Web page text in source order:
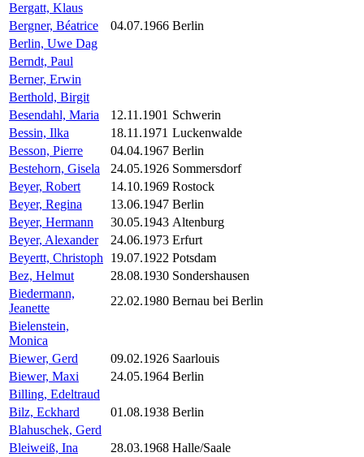
Bergatt, Klaus
Bergner, Béatrice
04.07.1966 Berlin
Berlin, Uwe Dag
Berndt, Paul
Berner, Erwin
Berthold, Birgit
Besendahl, Maria
12.11.1901 Schwerin
Bessin, Ilka
18.11.1971 Luckenwalde
Besson, Pierre
04.04.1967 Berlin
Bestehorn, Gisela
24.05.1926 Sommersdorf
Beyer, Robert
14.10.1969 Rostock
Beyer, Regina
13.06.1947 Berlin
Beyer, Hermann
30.05.1943 Altenburg
Beyer, Alexander
24.06.1973 Erfurt
Beyertt, Christoph
19.07.1922 Potsdam
Bez, Helmut
28.08.1930 Sondershausen
Biedermann,
Jeanette
22.02.1980 Bernau bei Berlin
Bielenstein,
Monica
Biewer, Gerd
09.02.1926 Saarlouis
Biewer, Maxi
24.05.1964 Berlin
Billing, Edeltraud
Bilz, Eckhard
01.08.1938 Berlin
Blahuschek, Gerd
Bleiweiß, Ina
28.03.1968 Halle/Saale